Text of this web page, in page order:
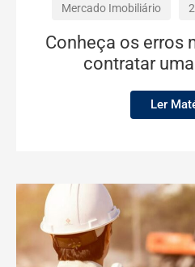
Mercado Imobiliário
Conheça os erros
contratar
Ler